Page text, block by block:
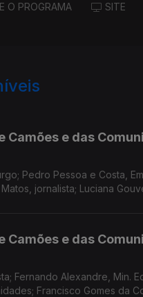
O PROGRAMA SITE
Camões e das
Pedro Pessoa e Costa,
jornalista; Luciana
Camões e das
Fernando Alexandre, Min.
Francisco Gomes da